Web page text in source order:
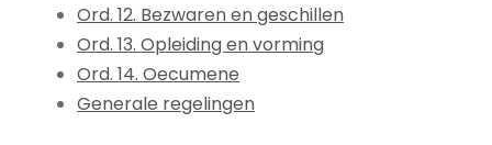
Ord. 12. Bezwaren en geschillen
Ord. 13. Opleiding en vorming
Ord. 14. Oecumene
Generale regelingen